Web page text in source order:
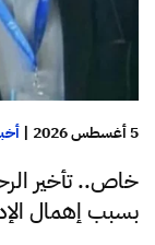
5 أغسطس 2026 |
خاص.. تأخير
بسبب إهمال